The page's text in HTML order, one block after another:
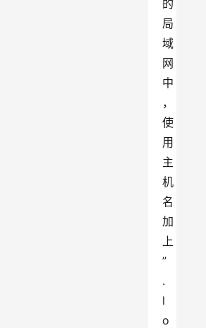
的
局
域
网
中
，
使
用
主
机
名
加
上
”
.
l
o